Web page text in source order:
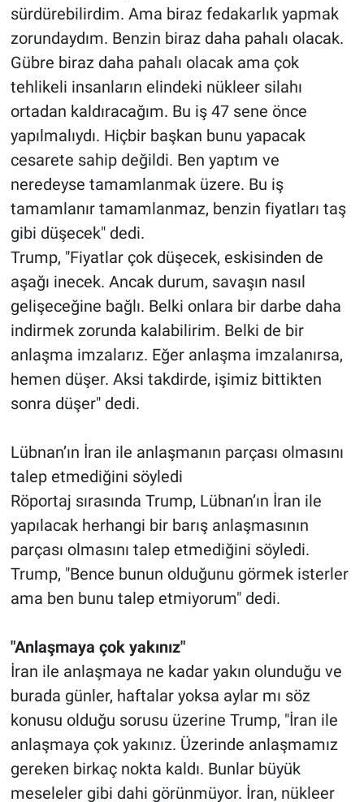
sürdürebilirdim. Ama biraz fedakarlık yapmak
zorundaydım. Benzin biraz daha pahalı olacak.
Gübre biraz daha pahalı olacak ama çok
tehlikeli insanların elindeki nükleer silahı
ortadan kaldıracağım. Bu iş 47 sene önce
yapılmalıydı. Hiçbir başkan bunu yapacak
cesarete sahip değildi. Ben yaptım ve
neredeyse tamamlanmak üzere. Bu iş
tamamlanır tamamlanmaz, benzin fiyatları taş
gibi düşecek" dedi.
Trump, "Fiyatlar çok düşecek, eskisinden de
aşağı inecek. Ancak durum, savaşın nasıl
gelişeceğine bağlı. Belki onlara bir darbe daha
indirmek zorunda kalabilirim. Belki de bir
anlaşma imzalarız. Eğer anlaşma imzalanırsa,
hemen düşer. Aksi takdirde, işimiz bittikten
sonra düşer" dedi.
Lübnan’ın İran ile anlaşmanın parçası olmasını
talep etmediğini söyledi
Röportaj sırasında Trump, Lübnan’ın İran ile
yapılacak herhangi bir barış anlaşmasının
parçası olmasını talep etmediğini söyledi.
Trump, "Bence bunun olduğunu görmek isterler
ama ben bunu talep etmiyorum" dedi.
"Anlaşmaya çok yakınız"
İran ile anlaşmaya ne kadar yakın olunduğu ve
burada günler, haftalar yoksa aylar mı söz
konusu olduğu sorusu üzerine Trump, "İran ile
anlaşmaya çok yakınız. Üzerinde anlaşmamız
gereken birkaç nokta kaldı. Bunlar büyük
meseleler gibi dahi görünmüyor. İran, nükleer